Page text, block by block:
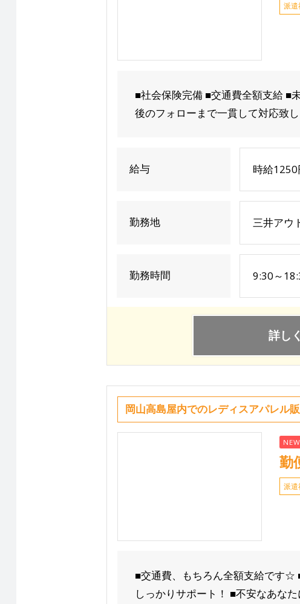
派遣
■社会保険完備 ■交通費全額支給 ■
後のフォローまで一貫して対応致
給与 時給1250
勤務地 三井アウ
勤務時間 9:30～
詳し
岡山高島屋内でのレディスアパレル
NEW
勤
派遣
■交通費、もちろん全額支給です☆
しっかりサポート！ ■不安なあな